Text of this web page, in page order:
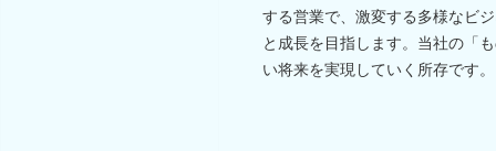
する営業で、激変する多様なビ
と成長を目指します。当社の「
い将来を実現していく所存です。